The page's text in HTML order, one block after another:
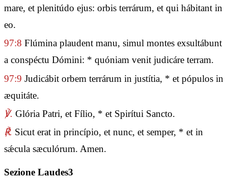
mare, et plenitúdo ejus: orbis terrárum, et qui hábitant in
eo.
97:8 Flúmina plaudent manu, simul montes exsultábunt
a conspéctu Dómini: * quóniam venit judicáre terram.
97:9 Judicábit orbem terrárum in justítia, * et pópulos in
æquitáte.
℣. Glória Patri, et Fílio, * et Spirítui Sancto.
℟. Sicut erat in princípio, et nunc, et semper, * et in
sǽcula sæculórum. Amen.
Sezione Laudes3